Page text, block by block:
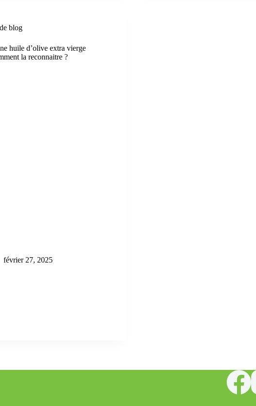
blog
huile d’olive extra vierge
la reconnaitre ?
février 27, 2025